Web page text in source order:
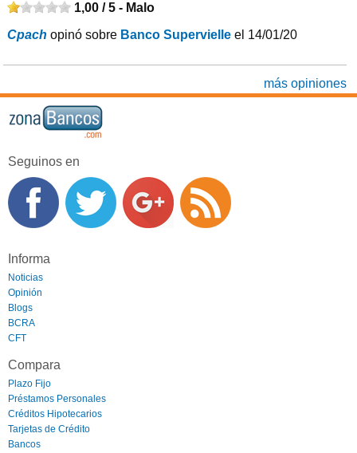
1,00 / 5 - Malo
Cpach opinó sobre Banco Supervielle el 14/01/20
más opiniones
Seguinos en
Informa
Noticias
Opinión
Blogs
BCRA
CFT
Compara
Plazo Fijo
Préstamos Personales
Créditos Hipotecarios
Tarjetas de Crédito
Bancos